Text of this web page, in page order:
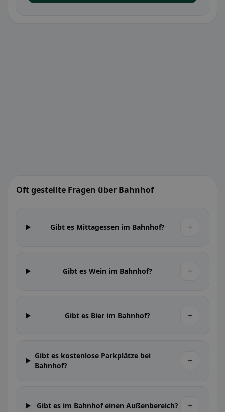
Oft gestellte Fragen über Bahnhof
Gibt es Mittagessen im Bahnhof? +
Gibt es Wein im Bahnhof? +
Gibt es Bier im Bahnhof? +
Gibt es kostenlose Parkplätze bei
Bahnhof?
+
Gibt es im Bahnhof einen Außenbereich? +